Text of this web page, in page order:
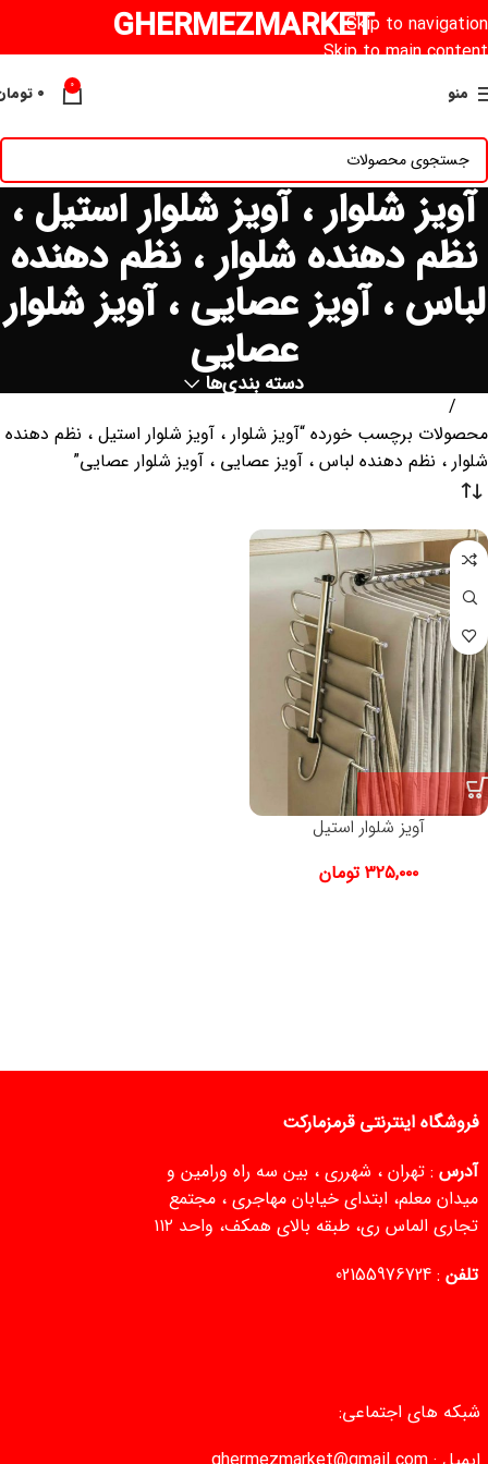
Skip to navigation
Skip to main content
GHERMEZMARKET
منو 0 ۰
آویز شلوار ، آویز شلوار استیل ،
نظم دهنده شلوار ، نظم دهنده
لباس ، آویز عصایی ، آویز شلوار
عصایی
دسته بندی‌ها
محصولات برچسب خورده “آویز شلوار ، آویز شلوار استیل ، نظم دهنده
شلوار ، نظم دهنده لباس ، آویز عصایی ، آویز شلوار عصایی”
آویز شلوار استیل
۳۲۵,۰۰۰ تومان
فروشگاه اینترنتی قرمزمارکت
آدرس : تهران ، شهرری ، بین سه راه ورامین و
میدان معلم، ابتدای خیابان مهاجری ، مجتمع
تجاری الماس ری، طبقه بالای همکف، واحد ۱۱۲
تلفن :
02155976724
شبکه های اجتماعی: